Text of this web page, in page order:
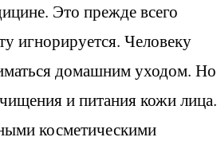
Это прежде всего
игнорируется. Человеку
домашним уходом. Но
и питания кожи лица.
косметическими